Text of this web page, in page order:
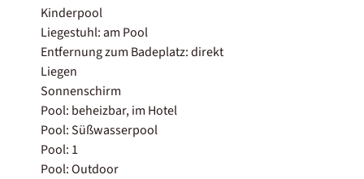
Kinderpool
Liegestuhl: am Pool
Entfernung zum Badeplatz: direkt
Liegen
Sonnenschirm
Pool: beheizbar, im Hotel
Pool: Süßwasserpool
Pool: 1
Pool: Outdoor